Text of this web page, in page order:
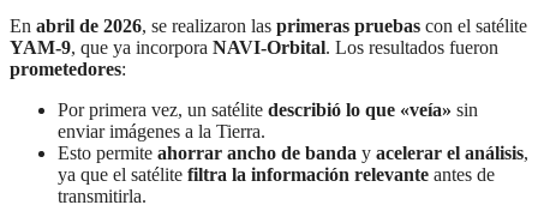
En abril de 2026, se realizaron las primeras pruebas con el satélite
YAM-9, que ya incorpora NAVI-Orbital. Los resultados fueron
prometedores:
Por primera vez, un satélite describió lo que «veía» sin
enviar imágenes a la Tierra.
Esto permite ahorrar ancho de banda y acelerar el análisis,
ya que el satélite filtra la información relevante antes de
transmitirla.